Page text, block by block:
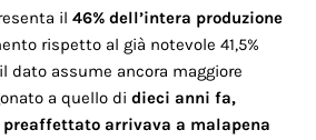
il46% dell’intera produzione
rispetto al già notevole 41,5%
dato assume ancora maggiore
a quello didieci anni fa,
arrivava a malapena